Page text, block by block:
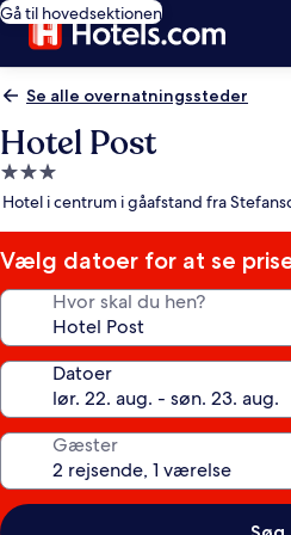
Gå til hovedsektionen
Se alle overnatningssteder
Hotel Post
3.0-
stjernet
Hotel i centrum i gåafstand fra
Vælg datoer for at se
Hvor skal du hen?
Datoer
Gæster